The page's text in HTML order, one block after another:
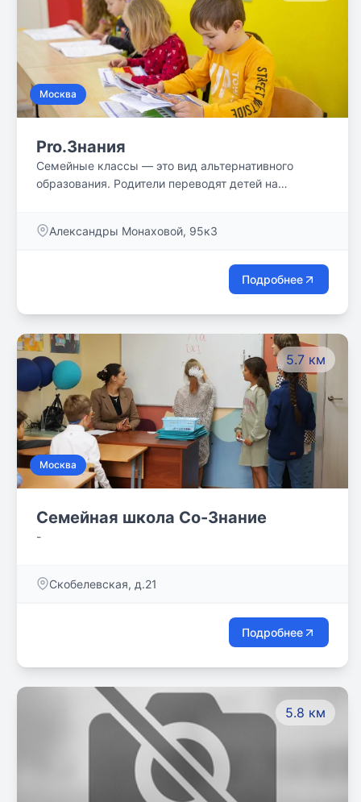
Москва
Pro.Знания
Семейные классы — это вид альтернативного
образования. Родители переводят детей на
программе в малочисленных классах. Интенсивное
высвобождает время на дополнительные занятия,
Александры Монаховой, 95к3
Подробнее
5.7 км
Москва
Семейная школа Со-Знание
-
Скобелевская, д.21
Подробнее
5.8 км